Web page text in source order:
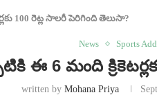
100 రెట్ల సాలరీ పెరిగింది తెలుసా?
News Sports
ఈ 6 మంది
written by Mohana Priya